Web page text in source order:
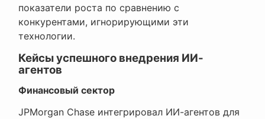
показатели роста по сравнению с
конкурентами, игнорирующими эти
технологии.
Кейсы успешного внедрения ИИ-
агентов
Финансовый сектор
JPMorgan Chase интегрировал ИИ-агентов для